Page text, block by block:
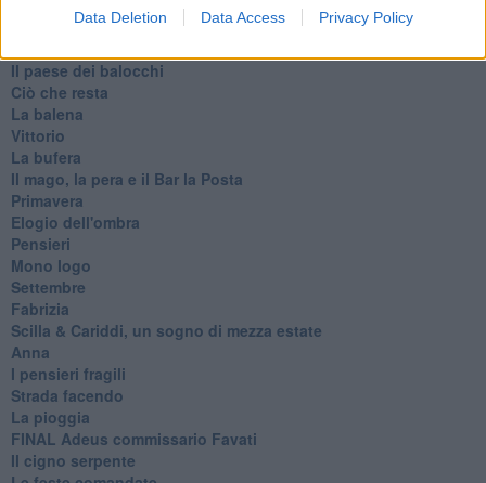
Data Deletion Data Access Privacy Policy
Generazioni
Il paese dei balocchi
Ciò che resta
La balena
Vittorio
La bufera
Il mago, la pera e il Bar la Posta
Primavera
Elogio dell'ombra
Pensieri
Mono logo
Settembre
Fabrizia
​Scilla & Cariddi, un sogno di mezza estate
Anna
I pensieri fragili
Strada facendo
La pioggia
FINAL Adeus commissario Favati
Il cigno serpente